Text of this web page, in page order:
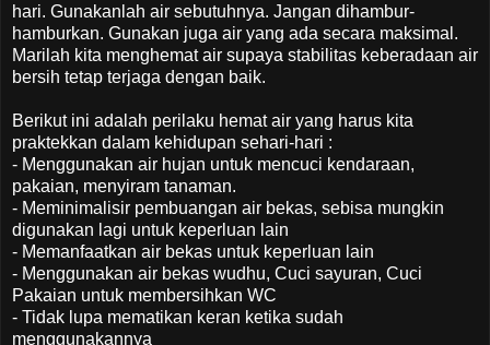
hari. Gunakanlah air sebutuhnya. Jangan dihambur-
hamburkan. Gunakan juga air yang ada secara maksimal.
Marilah kita menghemat air supaya stabilitas keberadaan air
bersih tetap terjaga dengan baik.
Berikut ini adalah perilaku hemat air yang harus kita
praktekkan dalam kehidupan sehari-hari :
- Menggunakan air hujan untuk mencuci kendaraan,
pakaian, menyiram tanaman.
- Meminimalisir pembuangan air bekas, sebisa mungkin
digunakan lagi untuk keperluan lain
- Memanfaatkan air bekas untuk keperluan lain
- Menggunakan air bekas wudhu, Cuci sayuran, Cuci
Pakaian untuk membersihkan WC
- Tidak lupa mematikan keran ketika sudah
menggunakannya